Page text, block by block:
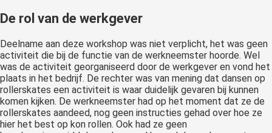
De rol van de werkgever
Deelname aan deze workshop was niet verplicht, het was geen
activiteit die bij de functie van de werkneemster hoorde. Wel
was de activiteit georganiseerd door de werkgever en vond het
plaats in het bedrijf. De rechter was van mening dat dansen op
rollerskates een activiteit is waar duidelijk gevaren bij kunnen
komen kijken. De werkneemster had op het moment dat ze de
rollerskates aandeed, nog geen instructies gehad over hoe ze
hier het best op kon rollen. Ook had ze geen